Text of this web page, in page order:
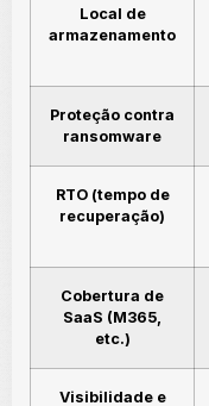
Local de
armazenamento
Proteção contra
ransomware
RTO (tempo de
recuperação)
Cobertura de
SaaS (M365,
etc.)
Visibilidade e